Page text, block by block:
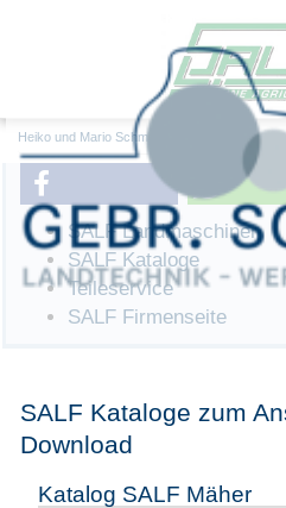
Heiko und Mario Schmidt GbR
SALF Landmaschinen
SALF Kataloge
Teileservice
SALF Firmenseite
SALF Kataloge zum
Download
Katalog SALF Mäher